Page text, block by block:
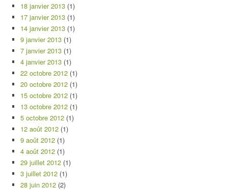
18 janvier 2013 (1)
17 janvier 2013 (1)
14 janvier 2013 (1)
9 janvier 2013 (1)
7 janvier 2013 (1)
4 janvier 2013 (1)
22 octobre 2012 (1)
20 octobre 2012 (1)
15 octobre 2012 (1)
13 octobre 2012 (1)
5 octobre 2012 (1)
12 août 2012 (1)
9 août 2012 (1)
4 août 2012 (1)
29 juillet 2012 (1)
3 juillet 2012 (1)
28 juin 2012 (2)